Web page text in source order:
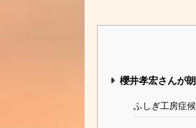
櫻井孝宏さんが
ふしぎ工房症